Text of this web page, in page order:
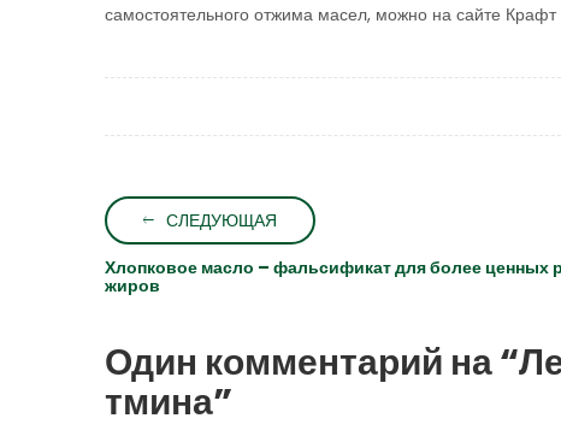
самостоятельного отжима масел, можно на сайте
СЛЕДУЮЩАЯ
Хлопковое масло – фальсификат для более ценных
жиров
Один комментарий на “
тмина”